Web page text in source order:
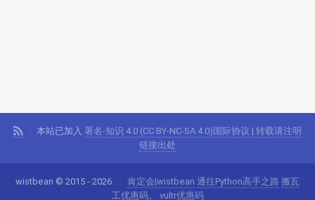
本站已加入 署名-知识 4.0 (CC BY-NC-SA 4.0)国际协议 | 转载请注明
链接出处
wistbean © 2015 - 2026 肯定会|wistbean 通往Python高手之路 搬瓦
工优惠码、 vultr优惠码